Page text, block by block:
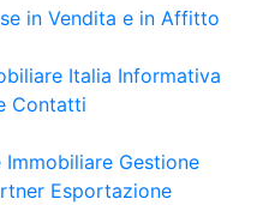
Italia Informativa
Contatti
Immobiliare Gestione
Esportazione